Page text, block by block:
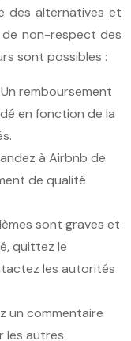
des alternatives et
de non-respect des
sont possibles :
Un remboursement
en fonction de la
à Airbnb de
de qualité
sont graves et
quittez le
les autorités
un commentaire
les autres